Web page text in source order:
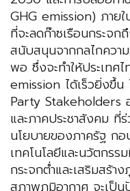
GHG emission) ภาย
ที่จะลดก๊าซเรือนกระจ
สนับสนุนจากกลไกควา
พอ ซึ่งจะทำให้ประเท
emission ได้เร็วยิ่งขึ้
Party Stakeholders
และภาคประชาสังคม ที่
นโยบายของภาครัฐ ก
เทคโนโลยีและนวัตกรร
กระจกต่ำและเสริมสร้
สภาพภูมิอากาศ จะเป็น